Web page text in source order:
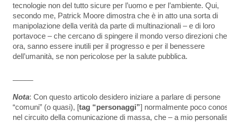
tecnologie non del tutto sicure per l’uomo e per l’ambiente. Qui,
secondo me, Patrick Moore dimostra che è in atto una sorta di
manipolazione della verità da parte di multinazionali – e di loro
portavoce – che cercano di spingere il mondo verso direzioni
ora, sanno essere inutili per il progresso e per il benessere
dell’umanità, se non pericolose per la salute pubblica.
Nota: Con questo articolo desidero iniziare a parlare di persone
“comuni” (o quasi), [tag “personaggi”] normalmente poco
nel circuito della comunicazione di massa, che – a mio